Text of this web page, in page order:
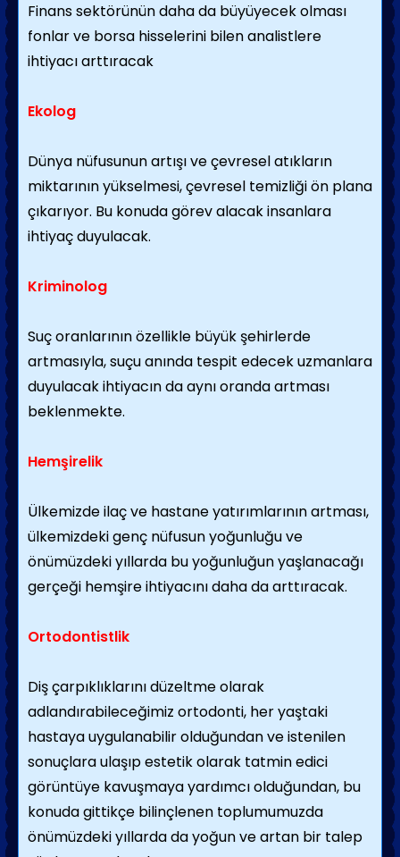
Finans sektörünün daha da büyüyecek olması
fonlar ve borsa hisselerini bilen analistlere
ihtiyacı arttıracak
Ekolog
Dünya nüfusunun artışı ve çevresel atıkların
miktarının yükselmesi, çevresel temizliği ön plana
çıkarıyor. Bu konuda görev alacak insanlara
ihtiyaç duyulacak.
Kriminolog
Suç oranlarının özellikle büyük şehirlerde
artmasıyla, suçu anında tespit edecek uzmanlara
duyulacak ihtiyacın da aynı oranda artması
beklenmekte.
Hemşirelik
Ülkemizde ilaç ve hastane yatırımlarının artması,
ülkemizdeki genç nüfusun yoğunluğu ve
önümüzdeki yıllarda bu yoğunluğun yaşlanacağı
gerçeği hemşire ihtiyacını daha da arttıracak.
Ortodontistlik
Diş çarpıklıklarını düzeltme olarak
adlandırabileceğimiz ortodonti, her yaştaki
hastaya uygulanabilir olduğundan ve istenilen
sonuçlara ulaşıp estetik olarak tatmin edici
görüntüye kavuşmaya yardımcı olduğundan, bu
konuda gittikçe bilinçlenen toplumumuzda
önümüzdeki yıllarda da yoğun ve artan bir talep